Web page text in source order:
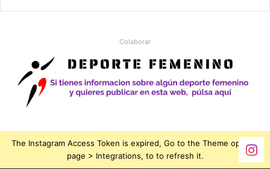
Colaborar
The Instagram Access Token is expired, Go to the Theme options
page > Integrations, to to refresh it.